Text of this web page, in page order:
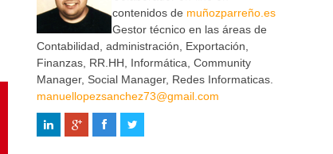
contenidos de muñozparreño.es
Gestor técnico en las áreas de
Contabilidad, administración, Exportación,
Finanzas, RR.HH, Informática, Community
Manager, Social Manager, Redes Informaticas.
manuellopezsanchez73@gmail.com